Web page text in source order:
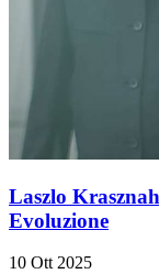
Laszlo
Evoluzione
10 Ott 2025